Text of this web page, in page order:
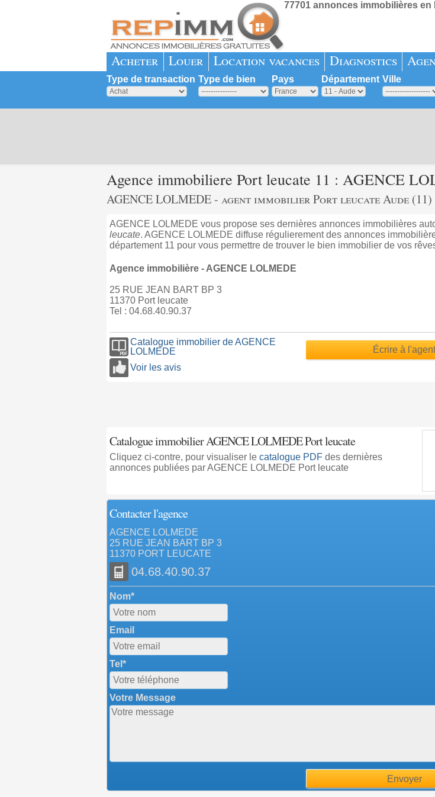
77701 annonces immobilières en
Acheter Louer Location vacances Diagnostics
Type de transaction Type de bien Pays Département Ville
Agence immobiliere Port leucate 11 : AGENCE
AGENCE LOLMEDE - agent immobilier Port leucate Aude (11)
AGENCE LOLMEDE vous propose ses dernières annonces immobilières
leucate. AGENCE LOLMEDE diffuse régulierement des annonces
département 11 pour vous permettre de trouver le bien immobilier de vos
Agence immobilière - AGENCE LOLMEDE
25 RUE JEAN BART BP 3
11370 Port leucate
Tel : 04.68.40.90.37
Catalogue immobilier de AGENCE
LOLMEDE
Voir les avis
Écrire à
Catalogue immobilier AGENCE LOLMEDE Port leucate
Cliquez ci-contre, pour visualiser le catalogue PDFdes dernières
annonces publiées par AGENCE LOLMEDE Port leucate
Contacter l'agence
AGENCE LOLMEDE
25 RUE JEAN BART BP 3
11370 PORT LEUCATE
04.68.40.90.37
Nom*
Email
Tel*
Votre Message